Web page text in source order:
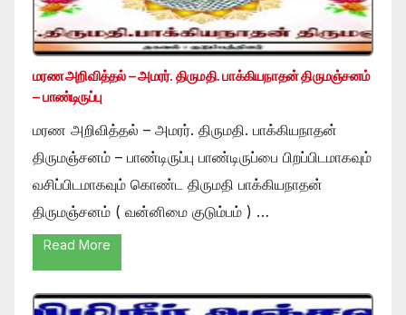
மரண அறிவித்தல் – அமரர். திருமதி. பாக்கியநாதன் திருமஞ்சனம்
– பாண்டிருப்பு
மரண அறிவித்தல் – அமரர். திருமதி. பாக்கியநாதன்
திருமஞ்சனம் – பாண்டிருப்பு பாண்டிருப்பை பிறப்பிடமாகவும்
வசிப்பிடமாகவும் கொண்ட திருமதி பாக்கியநாதன்
திருமஞ்சனம் ( வன்னிமை குடும்பம் ) …
Read More